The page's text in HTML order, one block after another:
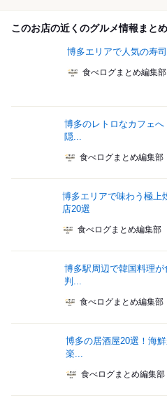
このお店の近くのグルメ情報まとめ
博多エリアで人気の寿
食べログまとめ編集部
博多のレトロなカフェ
隠...
食べログまとめ編集部
博多エリアで味わう極上
店20選
食べログまとめ編集部
博多駅周辺で韓国料理
判...
食べログまとめ編集部
博多の居酒屋20選！海
楽...
食べログまとめ編集部